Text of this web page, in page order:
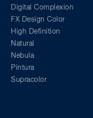
Digital Complexion
FX Design Color
High Definition
Natural
Nebula
Pintura
Supracolor